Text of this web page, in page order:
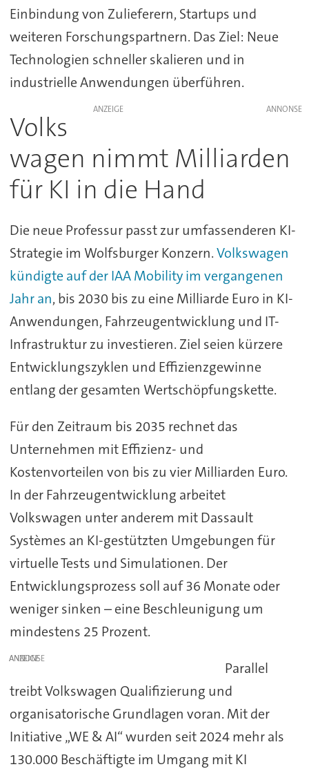
Einbindung von Zulieferern, Startups und
weiteren Forschungspartnern. Das Ziel: Neue
Technologien schneller skalieren und in
industrielle Anwendungen überführen.
ANZEIGE
Volks
wagen nimmt Milliarden
für KI in die Hand
Die neue Professur passt zur umfassenderen KI-
Strategie im Wolfsburger Konzern.Volkswagen
kündigte auf der IAA Mobility im vergangenen
Jahr an, bis 2030 bis zu eine Milliarde Euro in KI-
Anwendungen, Fahrzeugentwicklung und IT-
Infrastruktur zu investieren. Ziel seien kürzere
Entwicklungszyklen und Effizienzgewinne
entlang der gesamten Wertschöpfungskette.
Für den Zeitraum bis 2035 rechnet das
Unternehmen mit Effizienz- und
Kostenvorteilen von bis zu vier Milliarden Euro.
In der Fahrzeugentwicklung arbeitet
Volkswagen unter anderem mit Dassault
Systèmes an KI-gestützten Umgebungen für
virtuelle Tests und Simulationen. Der
Entwicklungsprozess soll auf 36 Monate oder
weniger sinken – eine Beschleunigung um
mindestens 25 Prozent.
ANZEIGE
Parallel
treibt Volkswagen Qualifizierung und
organisatorische Grundlagen voran. Mit der
Initiative „WE & AI“ wurden seit 2024 mehr als
130.000 Beschäftigte im Umgang mit KI